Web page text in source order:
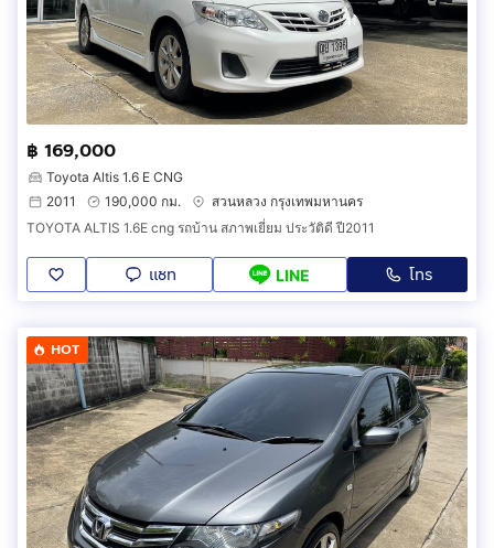
฿ 169,000
Toyota Altis 1.6 E CNG
2011
190,000 กม.
สวนหลวง กรุงเทพมหานคร
TOYOTA ALTIS 1.6E cng รถบ้าน สภาพเยี่ยม ประวัติดี ปี2011
แชท LINE โทร
HOT